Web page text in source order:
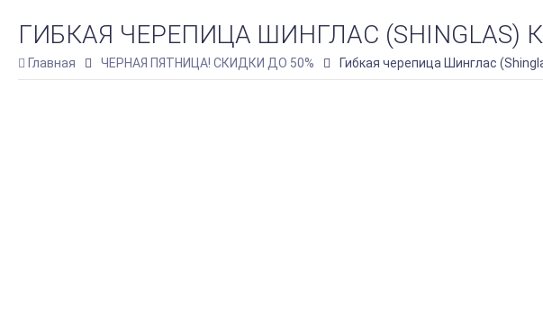
ГИБКАЯ ЧЕРЕПИЦА ШИНГЛАС
Главная ЧЕРНАЯ ПЯТНИЦА! СКИДКИ ДО 50% Гибкая черепица Шинглас